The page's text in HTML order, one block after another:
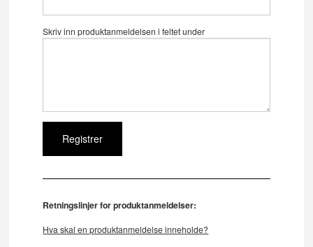
Skriv inn produktanmeldelsen i feltet under
Retningslinjer for produktanmeldelser:
Hva skal en produktanmeldelse inneholde?